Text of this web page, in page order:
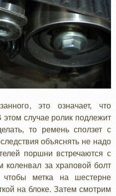
это означает, что
этом случае ролик подлежит
то ремень сползет с
объяснять не надо
поршни встречаются с
коленвал за храповой болт
метка на шестерне
на блоке. Затем смотрим